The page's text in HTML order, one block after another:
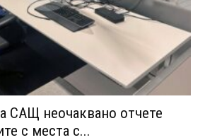
САЩ неочаквано отчете
с места с...